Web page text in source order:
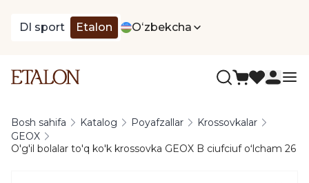
DI sport Etalon Oʻzbekcha
Bosh sahifa Katalog Poyafzallar
Krossovkalar
GEOX
O'g'il bolalar to'q ko'k krossovka GEOX B ciufciuf oʻlcham 26